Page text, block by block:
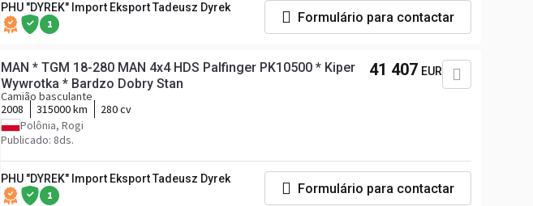
PHU "DYREK" Import Eksport Tadeusz Dyrek
1 Formulário para contactar
MAN * TGM 18-280 MAN 4x4 HDS Palfinger PK10500 * Kiper
Wywrotka * Bardzo Dobry Stan
Camião basculante
2008
315000 km
280 cv
Polônia, Rogi
Publicado: 8ds.
41 407 EUR
PHU "DYREK" Import Eksport Tadeusz Dyrek
1 Formulário para contactar